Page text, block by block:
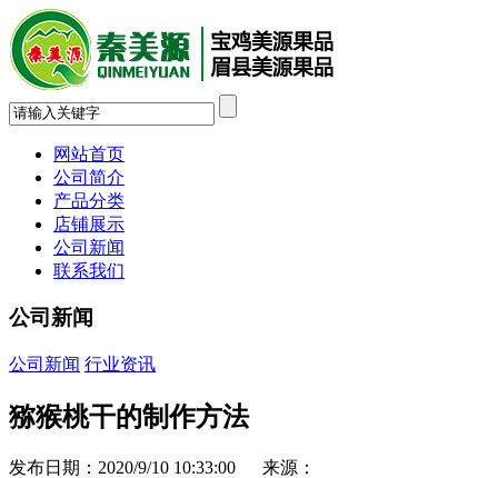
网站首页
公司简介
产品分类
店铺展示
公司新闻
联系我们
公司新闻
公司新闻 行业资讯
猕猴桃干的制作方法
发布日期：2020/9/10 10:33:00 来源：